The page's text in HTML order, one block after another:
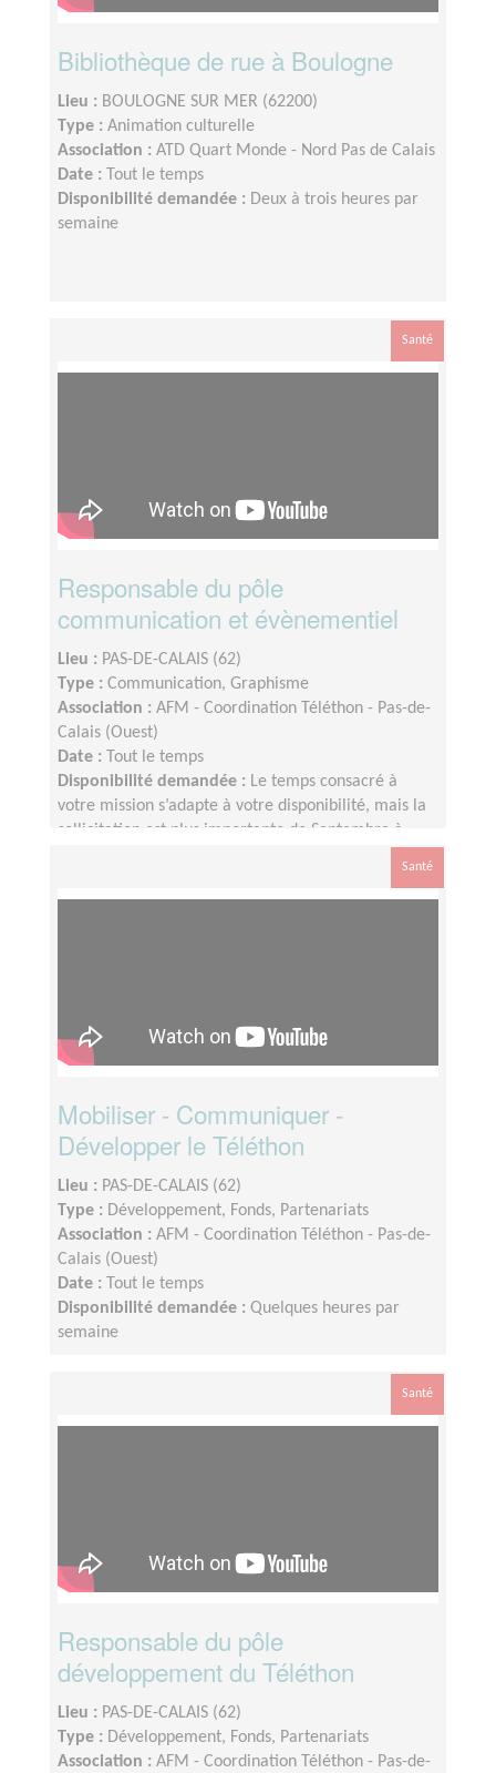
Bibliothèque de rue à Boulogne
Lieu : BOULOGNE SUR MER (62200)
Type : Animation culturelle
Association : ATD Quart Monde - Nord Pas de Calais
Date :
Tout le temps
Disponibilité demandée : Deux à trois heures par
semaine
Santé
Responsable du pôle
communication et évènementiel
Lieu : PAS-DE-CALAIS (62)
Type : Communication, Graphisme
Association : AFM - Coordination Téléthon - Pas-de-
Calais (Ouest)
Date :
Tout le temps
Disponibilité demandée : Le temps consacré à
votre mission s’adapte à votre disponibilité, mais la
sollicitation est plus importante de Septembre à
Santé
Mobiliser - Communiquer -
Développer le Téléthon
Lieu : PAS-DE-CALAIS (62)
Type : Développement, Fonds, Partenariats
Association : AFM - Coordination Téléthon - Pas-de-
Calais (Ouest)
Date :
Tout le temps
Disponibilité demandée : Quelques heures par
semaine
Santé
Responsable du pôle
développement du Téléthon
Lieu : PAS-DE-CALAIS (62)
Type : Développement, Fonds, Partenariats
Association : AFM - Coordination Téléthon - Pas-de-